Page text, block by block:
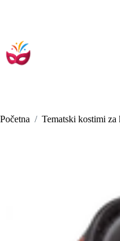
Početna / Tematski kostimi za